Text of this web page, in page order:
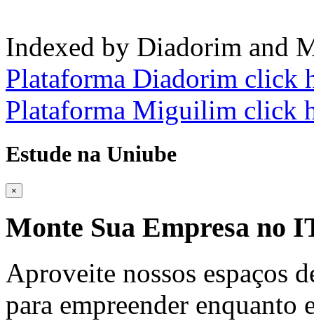
Indexed by Diadorim and
Plataforma Diadorim click
Plataforma Miguilim click
Estude na Uniube
×
Monte Sua Empresa no
Aproveite nossos espaços
para empreender enquanto